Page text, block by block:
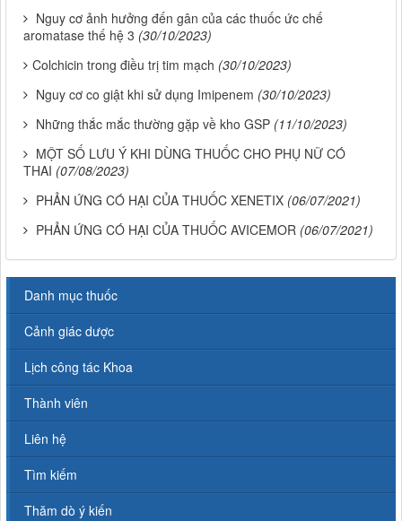
Nguy cơ ảnh hưởng đến gân của các thuốc ức chế
aromatase thế hệ 3 (30/10/2023)
​​​​​​​Colchicin trong điều trị tim mạch (30/10/2023)
Nguy cơ co giật khi sử dụng Imipenem (30/10/2023)
Những thắc mắc thường gặp về kho GSP (11/10/2023)
MỘT SỐ LƯU Ý KHI DÙNG THUỐC CHO PHỤ NỮ CÓ
THAI (07/08/2023)
PHẢN ỨNG CÓ HẠI CỦA THUỐC XENETIX (06/07/2021)
PHẢN ỨNG CÓ HẠI CỦA THUỐC AVICEMOR (06/07/2021)
Danh mục thuốc
Cảnh giác dược
Lịch công tác Khoa
Thành viên
Liên hệ
Tìm kiếm
Thăm dò ý kiến